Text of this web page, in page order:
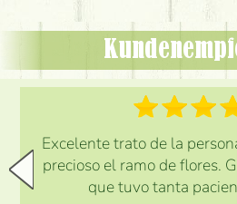
Excelente trato de la
precioso el ramo de flores.
que tuvo tanta